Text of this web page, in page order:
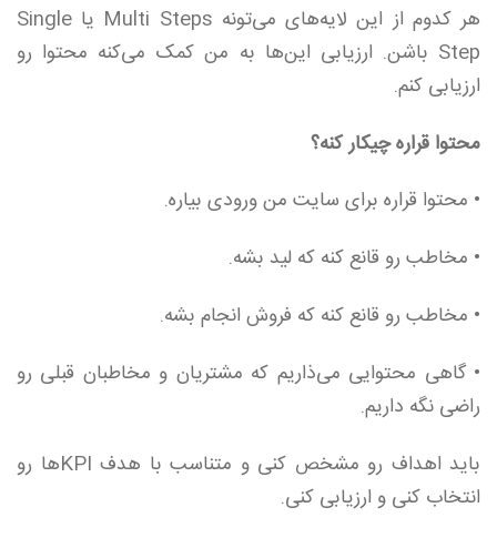
هر کدوم از این لایه‌های می‌تونه Multi Steps یا Single
Step باشن. ارزیابی این‌ها به من کمک می‌کنه محتوا رو
ارزیابی کنم.
محتوا قراره چیکار کنه؟
• محتوا قراره برای سایت من ورودی بیاره.
• مخاطب رو قانع کنه که لید بشه.
• مخاطب رو قانع کنه که فروش انجام بشه.
• گاهی محتوایی می‌ذاریم که مشتریان و مخاطبان قبلی رو
راضی نگه داریم.
باید اهداف رو مشخص کنی و متناسب با هدف KPIها رو
انتخاب کنی و ارزیابی کنی.